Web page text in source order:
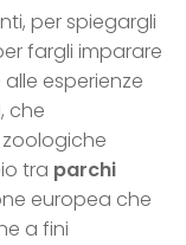
per spiegargli
fargli imparare
esperienze
che
tra parchi
europea che
a fini